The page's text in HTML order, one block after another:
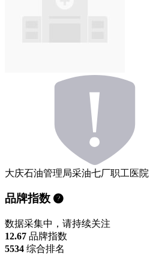
大庆石油管理局采油七厂职工医院
品牌指数
数据采集中，请持续关注
12.67 品牌指数
5534 综合排名